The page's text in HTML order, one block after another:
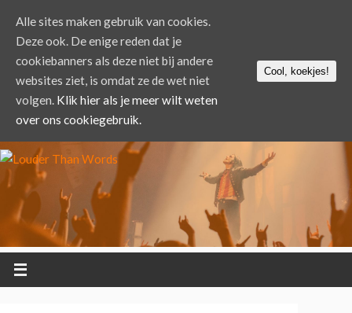
Alle sites maken gebruik van cookies.
Deze ook. De enige reden dat je
cookiebanners als deze niet bij andere
websites ziet, is omdat ze de wet niet
volgen. Klik hier als je meer wilt weten
over ons cookiegebruik.
Cool, koekjes!